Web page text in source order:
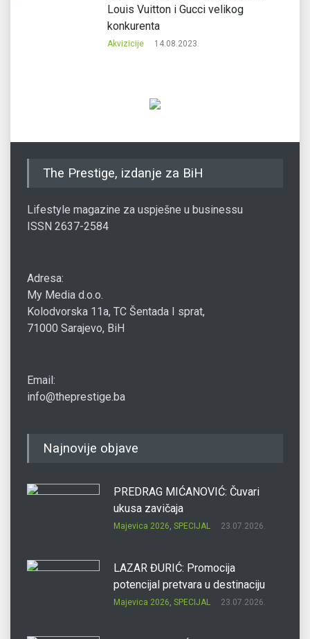
Louis Vuitton i Gucci velikog
konkurenta
Akvizicije 14.08.2023.
The Prestige, izdanje za BiH
Lifestyle magazine za uspješne u businessu
ISSN 2637-2584
Adresa:
My Media d.o.o.
Kolodvorska 11a, TC Šentada I sprat,
71000 Sarajevo, BiH
Email:
info@theprestige.ba
Najnovije objave
PREDRAG MIĆANOVIĆ: Čuvari
ukusa zavičaja
Majevica 2026 SPECIJAL 23.07.2026.
LAZAR ĐURIĆ: Promocija
potencijal pretvara u destinaciju
Majevica 2026 SPECIJAL 23.07.2026.